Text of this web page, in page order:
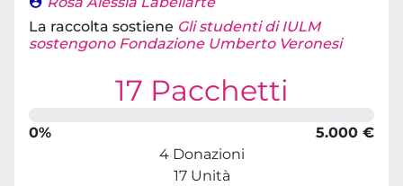
La raccolta sostiene Gli studenti di IULM
sostengono Fondazione Umberto Veronesi
17 Pacchetti
0%
5.000 €
4 Donazioni
17 Unità